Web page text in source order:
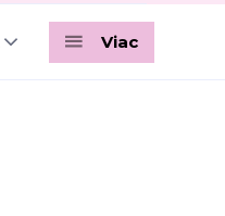
Viac